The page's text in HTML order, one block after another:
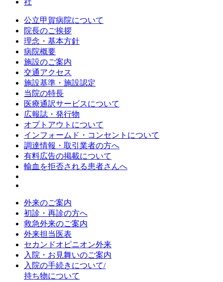
公立甲賀病院について
院長のご挨拶
理念・基本方針
病院概要
施設のご案内
交通アクセス
施設基準・施設認定
当院の特長
医療通訳サービスについて
広報誌・発行物
オプトアウトについて
インフォームド・コンセントについて
調達情報・取引業者の方へ
有料広告の掲載について
輸血を拒否される患者さんへ
外来のご案内
初診・再診の方へ
救急外来のご案内
外来担当医表
セカンドオピニオン外来
入院・お見舞いのご案内
入院の手続きについて/
持ち物について